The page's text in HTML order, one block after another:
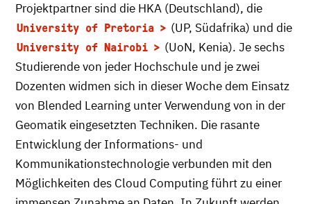
Projektpartner sind die HKA (Deutschland), die
University of Pretoria (UP, Südafrika) und die
University of Nairobi
(UoN, Kenia). Je sechs
Studierende von jeder Hochschule und je zwei
Dozenten widmen sich in dieser Woche dem Einsatz
von Blended Learning unter Verwendung von in der
Geomatik eingesetzten Techniken. Die rasante
Entwicklung der Informations- und
Kommunikationstechnologie verbunden mit den
Möglichkeiten des Cloud Computing führt zu einer